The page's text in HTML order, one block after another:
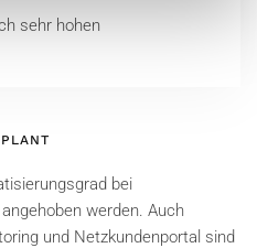
sehr hohen
bei
werden. Auch
und Netzkundenportal sind